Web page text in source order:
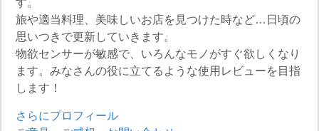
す。
旅や適当料理、美味しいお店を見つけた時など…日頃の
思いつきで更新していきます。
物欲センサーが敏感で、いろんなモノがすぐ欲しくなり
ます。みなさんの役に立てるような使用レビューを目指
します！
さらにプロフィール